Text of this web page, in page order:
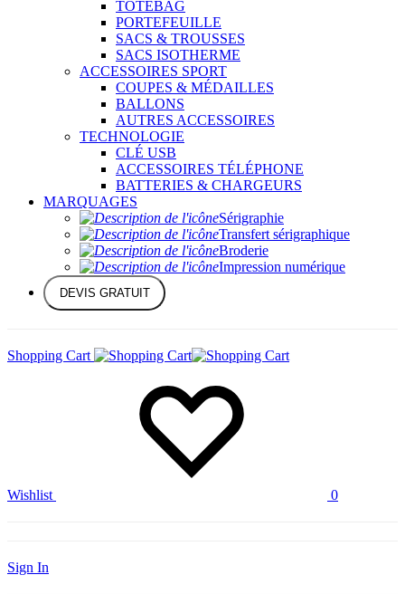
TOTEBAG
PORTEFEUILLE
SACS & TROUSSES
SACS ISOTHERME
ACCESSOIRES SPORT
COUPES & MÉDAILLES
BALLONS
AUTRES ACCESSOIRES
TECHNOLOGIE
CLÉ USB
ACCESSOIRES TÉLÉPHONE
BATTERIES & CHARGEURS
MARQUAGES
Sérigraphie
Transfert sérigraphique
Broderie
Impression numérique
DEVIS GRATUIT
Shopping Cart
Wishlist 0
Sign In